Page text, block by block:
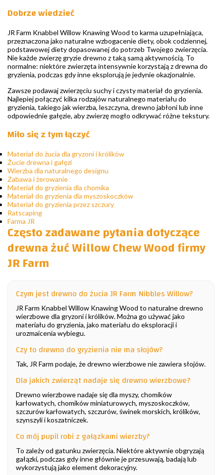
Dobrze wiedzieć
JR Farm Knabbel Willow Knawing Wood to karma uzupełniająca,
przeznaczona jako naturalne wzbogacenie diety, obok codziennej,
podstawowej diety dopasowanej do potrzeb Twojego zwierzęcia.
Nie każde zwierzę gryzie drewno z taką samą aktywnością. To
normalne: niektóre zwierzęta intensywnie korzystają z drewna do
gryzienia, podczas gdy inne eksplorują je jedynie okazjonalnie.
Zawsze podawaj zwierzęciu suchy i czysty materiał do gryzienia.
Najlepiej połączyć kilka rodzajów naturalnego materiału do
gryzienia, takiego jak wierzba, leszczyna, drewno jabłoni lub inne
odpowiednie gałęzie, aby zwierzę mogło odkrywać różne tekstury.
Miło się z tym łączyć
Materiał do żucia dla gryzoni i królików
Żucie drewna i gałęzi
Wierzba dla naturalnego designu
Zabawa i żerowanie
Materiał do gryzienia dla chomika
Materiał do gryzienia dla myszoskoczków
Materiał do gryzienia przez szczury
Ratscaping
Farma JR
Często zadawane pytania dotyczące
drewna żuć Willow Chew Wood firmy
JR Farm
Czym jest drewno do żucia JR Farm Nibbles Willow?
JR Farm Knabbel Willow Knawing Wood to naturalne drewno
wierzbowe dla gryzoni i królików. Można go używać jako
materiału do gryzienia, jako materiału do eksploracji i
urozmaicenia wybiegu.
Czy to drewno do gryzienia nie ma słojów?
Tak, JR Farm podaje, że drewno wierzbowe nie zawiera słojów.
Dla jakich zwierząt nadaje się drewno wierzbowe?
Drewno wierzbowe nadaje się dla myszy, chomików
karłowatych, chomików miniaturowych, myszoskoczków,
szczurów karłowatych, szczurów, świnek morskich, królików,
szynszyli i koszatniczek.
Co mój pupil robi z gałązkami wierzby?
To zależy od gatunku zwierzęcia. Niektóre aktywnie obgryzają
gałązki, podczas gdy inne głównie je przesuwają, badają lub
wykorzystują jako element dekoracyjny.